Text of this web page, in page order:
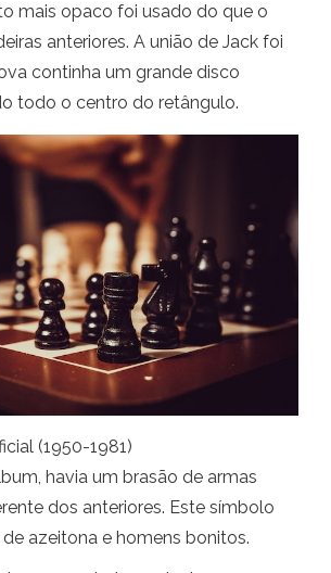
mais opaco foi usado do que o
anteriores. A união de Jack foi
continha um grande disco
todo o centro do retângulo.
(1950-1981)
havia um brasão de armas
dos anteriores. Este símbolo
azeitona e homens bonitos.